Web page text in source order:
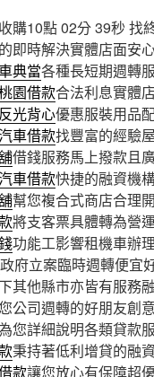
購10點 02分 39秒 找
的即時解決實體店面安
典當各種長短期週轉
園借款合法利息實體
反光背心優惠服裝用品
車借款找豐富的經驗
借錢服務馬上撥款且
車借款快捷的融資機
幫您複合式商店合理
將支客票具體轉為營
功能工影響租機車辦
政府立案臨時週轉便宜
其他縣市亦皆有服務
公司週轉的好朋友創
您詳細說明各類貸款
秉持著低利增貸的融
款讓您放心有保障超